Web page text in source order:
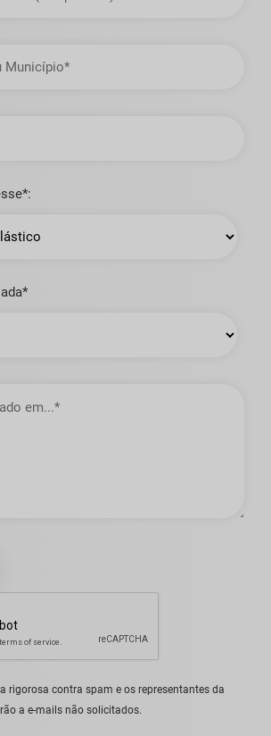
rigorosa contra spam e os representantes da
a e-mails não solicitados.